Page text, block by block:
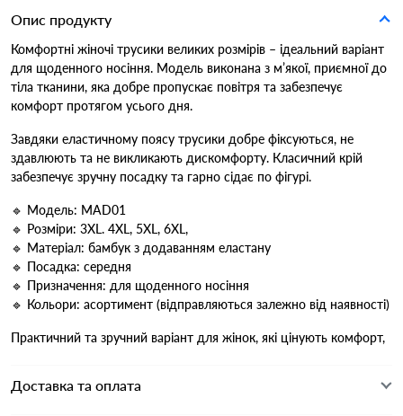
Опис продукту
Комфортні жіночі трусики великих розмірів – ідеальний варіант
для щоденного носіння. Модель виконана з м’якої, приємної до
тіла тканини, яка добре пропускає повітря та забезпечує
комфорт протягом усього дня.
Завдяки еластичному поясу трусики добре фіксуються, не
здавлюють та не викликають дискомфорту. Класичний крій
забезпечує зручну посадку та гарно сідає по фігурі.
🔹 Модель: MAD01
🔹 Розміри: 3XL. 4XL, 5XL, 6XL,
🔹 Матеріал: бамбук з додаванням еластану
🔹 Посадка: середня
🔹 Призначення: для щоденного носіння
🔹 Кольори: асортимент (відправляються залежно від наявності)
Практичний та зручний варіант для жінок, які цінують комфорт,
Доставка та оплата